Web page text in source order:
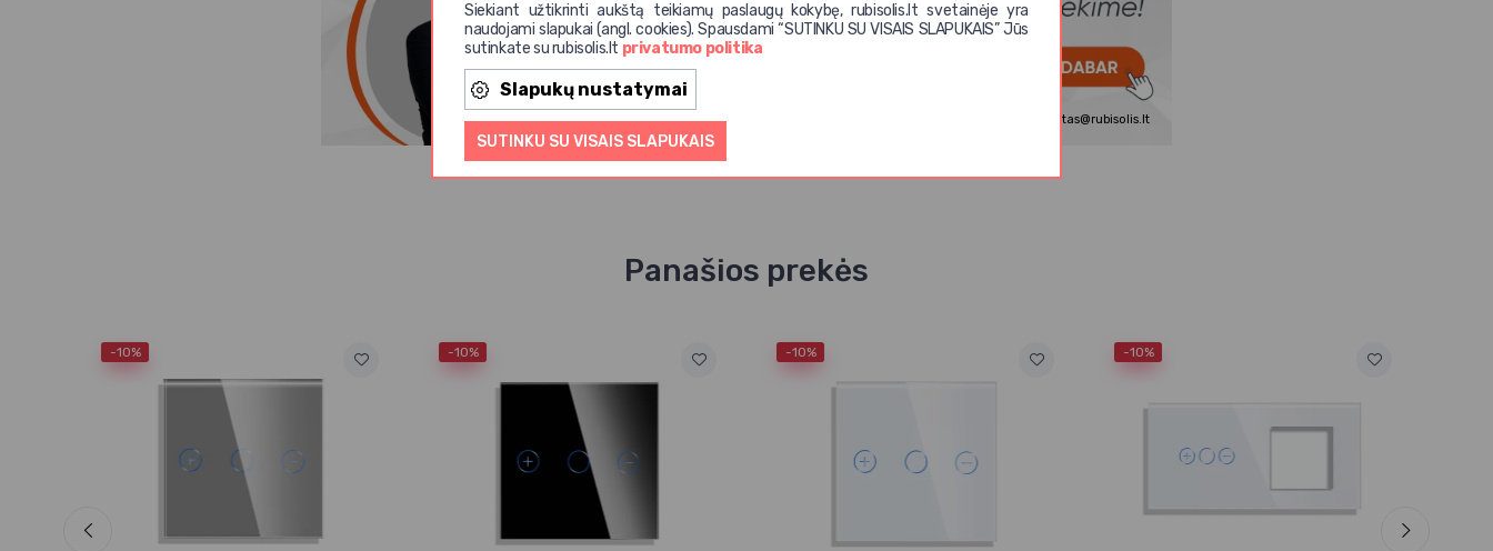
Siekiant užtikrinti aukštą teikiamų paslaugų kokybę, rubisolis.lt svetainėje yra
naudojami slapukai (angl. cookies). Spausdami “SUTINKU SU VISAIS SLAPUKAIS” Jūs
sutinkate su rubisolis.lt privatumo politika
Slapukų nustatymai
SUTINKU SU VISAIS SLAPUKAIS
matas@rubisolis.lt
Panašios prekės
-10% -10% -10% -10%